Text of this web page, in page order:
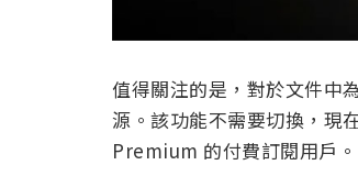
值得關注的是，對於文件中
源。該功能不需要切換，現
Premium 的付費訂閱用戶。